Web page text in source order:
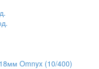
Omnyx (10/400)